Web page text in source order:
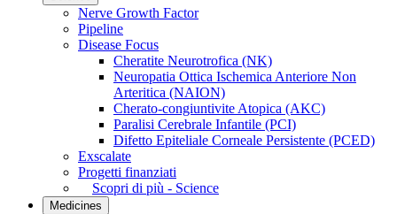
Nerve Growth Factor
Pipeline
Disease Focus
Cheratite Neurotrofica (NK)
Neuropatia Ottica Ischemica Anteriore Non
Arteritica (NAION)
Cherato-congiuntivite Atopica (AKC)
Paralisi Cerebrale Infantile (PCI)
Difetto Epiteliale Corneale Persistente (PCED)
Exscalate
Progetti finanziati
Scopri di più - Science
Medicines